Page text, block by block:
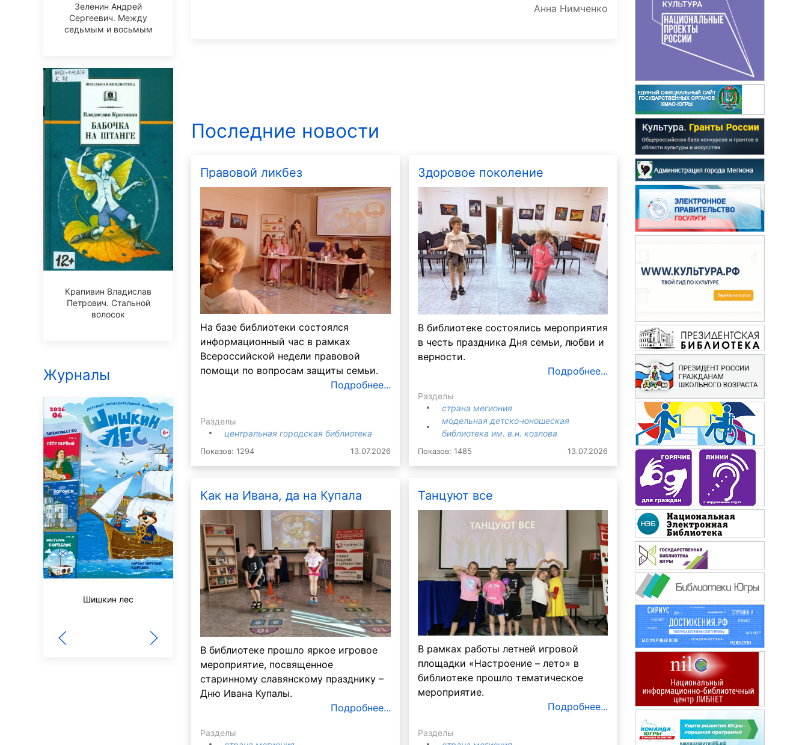
Зеленин Андрей
Сергеевич. Между
седьмым и восьмым
Крапивин Владислав
Петрович. Стальной
волосок
Журналы
Шишкин лес
Здоровье
За рулем
60 лет не возраст Будь здоров!
Анна Нимченко
Последние новости
Правовой ликбез
На базе библиотеки состоялся
информационный час в рамках
Всероссийской недели правовой
помощи по вопросам защиты семьи.
Подробнее...
Разделы
центральная городская библиотека
Показов: 1294 13.07.2026
Здоровое поколение
В библиотеке состоялись мероприятия
в честь праздника Дня семьи, любви и
верности.
Подробнее...
Разделы
страна мегиония
модельная детско-юношеская
библиотека им. в.н. козлова
Показов: 1485 13.07.2026
Как на Ивана, да на Купала
В библиотеке прошло яркое игровое
мероприятие, посвященное
старинному славянскому празднику –
Дню Ивана Купалы.
Подробнее...
Разделы
Танцуют все
В рамках работы летней игровой
площадки «Настроение – лето» в
библиотеке прошло тематическое
мероприятие.
Подробнее...
Разделы